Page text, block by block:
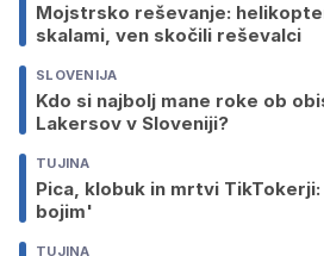
Mojstrsko reševanje:
skalami, ven skočili reševalci
SLOVENIJA
Kdo si najbolj mane roke ob
Lakersov v Sloveniji?
TUJINA
Pica, klobuk in mrtvi
bojim'
TUJINA